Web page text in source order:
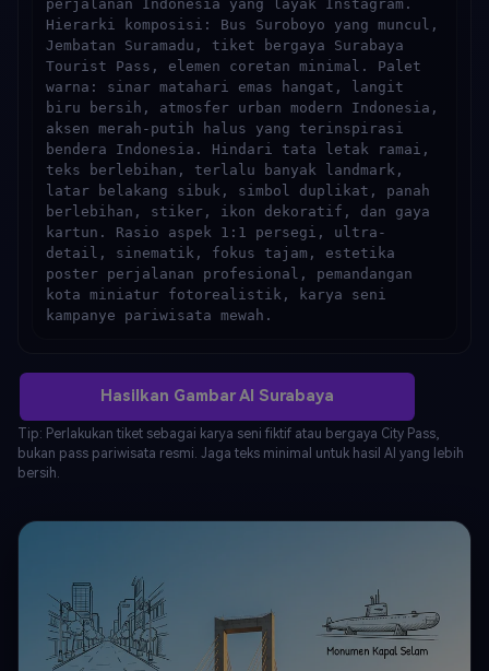
perjalanan Indonesia yang layak Instagram.
Hierarki komposisi: Bus Suroboyo yang muncul,
Jembatan Suramadu, tiket bergaya Surabaya
Tourist Pass, elemen coretan minimal. Palet
warna: sinar matahari emas hangat, langit
biru bersih, atmosfer urban modern Indonesia,
aksen merah-putih halus yang terinspirasi
bendera Indonesia. Hindari tata letak ramai,
teks berlebihan, terlalu banyak landmark,
latar belakang sibuk, simbol duplikat, panah
berlebihan, stiker, ikon dekoratif, dan gaya
kartun. Rasio aspek 1:1 persegi, ultra-
detail, sinematik, fokus tajam, estetika
poster perjalanan profesional, pemandangan
kota miniatur fotorealistik, karya seni
kampanye pariwisata mewah.
Hasilkan Gambar AI Surabaya
Tip: Perlakukan tiket sebagai karya seni fiktif atau bergaya City Pass,
bukan pass pariwisata resmi. Jaga teks minimal untuk hasil AI yang lebih
bersih.